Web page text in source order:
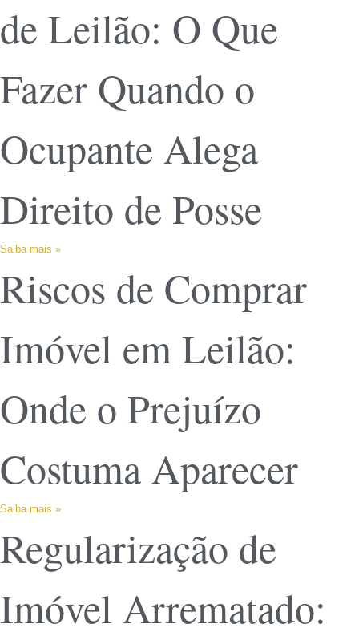
de Leilão: O Que
Fazer Quando o
Ocupante Alega
Direito de Posse
Saiba mais »
Riscos de Comprar
Imóvel em Leilão:
Onde o Prejuízo
Costuma Aparecer
Saiba mais »
Regularização de
Imóvel Arrematado: